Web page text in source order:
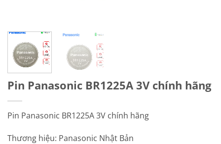
Pin Panasonic BR1225A 3V chính hãng
Pin Panasonic BR1225A 3V chính hãng
Thương hiệu: Panasonic Nhật Bản